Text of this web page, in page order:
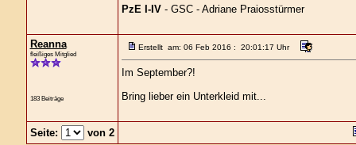
PzE I-IV- GSC - Adriane Praiosstürmer
Reanna
fleißiges Mitglied
183 Beiträge
Erstellt am: 06 Feb 2016 : 20:01:17 Uhr
Im September?!
Bring lieber ein Unterkleid mit...
Seite: von 2